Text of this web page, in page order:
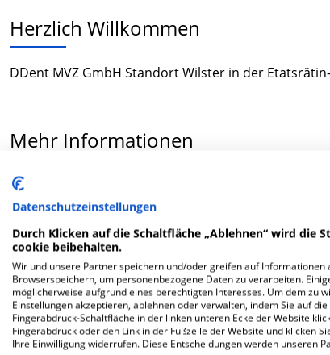
Herzlich Willkommen
DDent MVZ GmbH Standort Wilster in der
Mehr Informationen
FAQ
Hier ﬁnden Sie häuﬁg gestellte Fragen zu dieser Klinik.
Wie lautet die Adresse von DDent MVZ
Etatsrätin-Doos-Str. 22
25554 Wilster
Datenschutzeinstellungen
Durch Klicken auf die Schaltfläche „Ablehnen“ wird
cookie beibehalten.
Wir und unsere Partner speichern und/oder greifen auf
Browserspeichern, um personenbezogene Daten zu verarbeiten.
möglicherweise aufgrund eines berechtigten Interesses. Um dem zu
Einstellungen akzeptieren, ablehnen oder verwalten, indem Sie auf
Fingerabdruck-Schaltfläche in der linken unteren Ecke der Website
Fingerabdruck oder den Link in der Fußzeile der Website und klicken
Ihre Einwilligung widerrufen. Diese Entscheidungen werden unseren